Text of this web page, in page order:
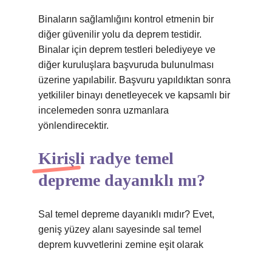
Binaların sağlamlığını kontrol etmenin bir
diğer güvenilir yolu da deprem testidir.
Binalar için deprem testleri belediyeye ve
diğer kuruluşlara başvuruda bulunulması
üzerine yapılabilir. Başvuru yapıldıktan sonra
yetkililer binayı denetleyecek ve kapsamlı bir
incelemeden sonra uzmanlara
yönlendirecektir.
Kirişli radye temel
depreme dayanıklı mı?
Sal temel depreme dayanıklı mıdır? Evet,
geniş yüzey alanı sayesinde sal temel
deprem kuvvetlerini zemine eşit olarak